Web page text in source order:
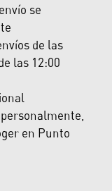
se
de las
las 12:00
en Punto